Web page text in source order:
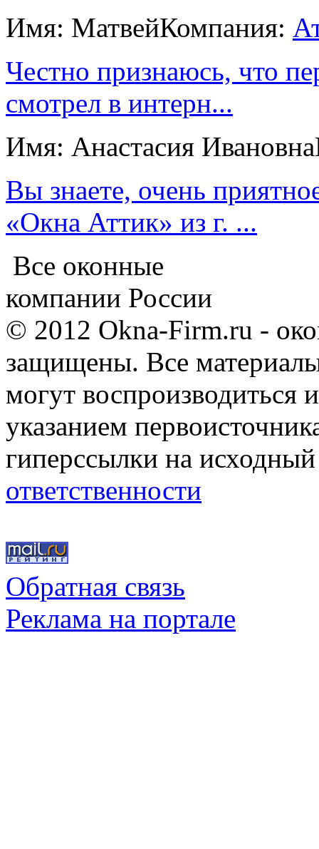
Имя: МатвейКомпания:
Честно признаюсь, что
смотрел в интерн...
Имя: Анастасия Ивановна
Вы знаете, очень
«Окна Аттик» из г. ...
Все оконные
компании России
© 2012 Okna-Firm.ru -
защищены. Все
могут воспроизводиться
указанием
гиперссылки на
ответственности
Обратная связь
Реклама на портале